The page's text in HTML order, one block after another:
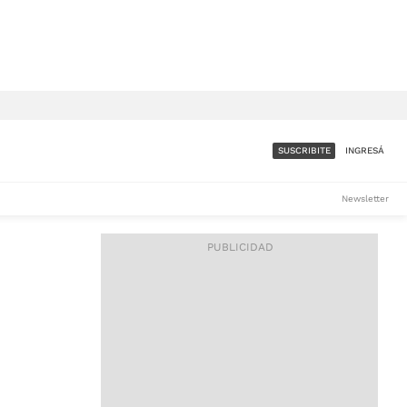
ACCESO FULL - $1.800/MES
SUSCRIBITE INGRESÁ
Newsletter